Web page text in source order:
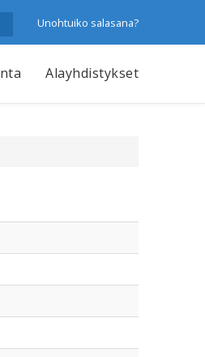
Unohtuiko salasana?
Alayhdistykset